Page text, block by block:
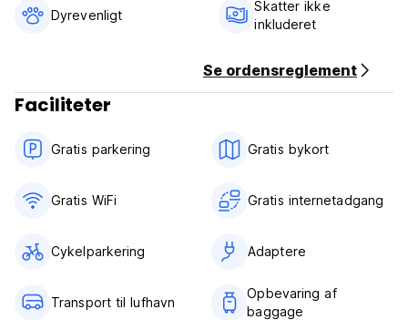
Dyrevenligt
Skatter ikke
inkluderet
Se ordensreglement
Faciliteter
Gratis parkering Gratis bykort
Gratis WiFi Gratis internetadgang
Cykelparkering Adaptere
Transport til lufhavn
Opbevaring af
baggage